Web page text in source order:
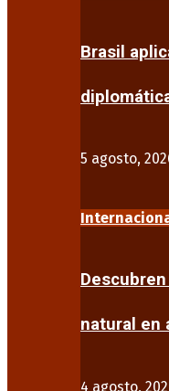
Brasil
5 agosto,
natural en
4 agosto,